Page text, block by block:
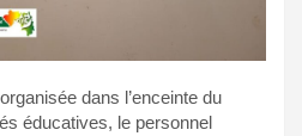
dans l’enceinte du
éducatives, le personnel